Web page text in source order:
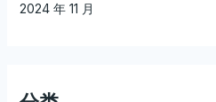
2024 年 11 月